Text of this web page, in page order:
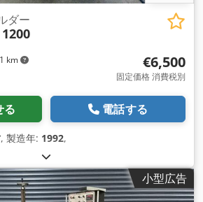
km
ダー
1200
€6,500
固定価格 消費税別
る 電話する
, 製造年: 1992,
小型広告